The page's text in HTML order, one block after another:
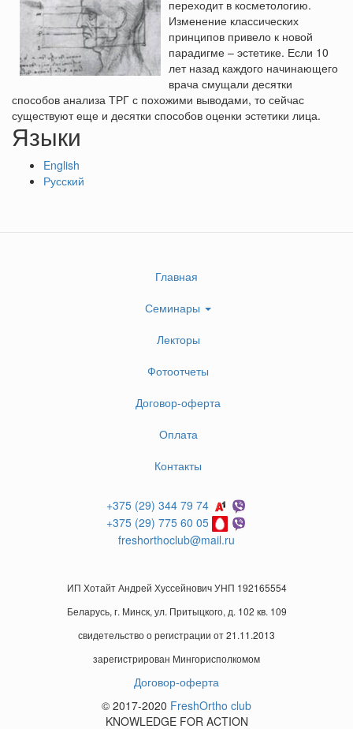
переходит в косметологию.
Изменение классических
принципов привело к новой
парадигме – эстетике. Если 10
лет назад каждого начинающего
врача смущали десятки
способов анализа ТРГ с похожими выводами, то сейчас
существуют еще и десятки способов оценки эстетики лица.
Языки
English
Русский
Главная
Семинары
Лекторы
Фотоотчеты
Договор-оферта
Оплата
Контакты
+375 (29) 344 79 74
+375 (29) 775 60 05
freshorthoclub@mail.ru
ИП Хотайт Андрей Хуссейнович УНП 192165554
Беларусь, г. Минск, ул. Притыцкого, д. 102 кв. 109
свидетельство о регистрации от 21.11.2013
зарегистрирован Мингорисполкомом
Договор-оферта
© 2017-2020 FreshOrtho club
KNOWLEDGE FOR ACTION